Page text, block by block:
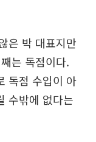
은 박 대표지만
는 독점이다.
독점 수입이 아
수밖에 없다는